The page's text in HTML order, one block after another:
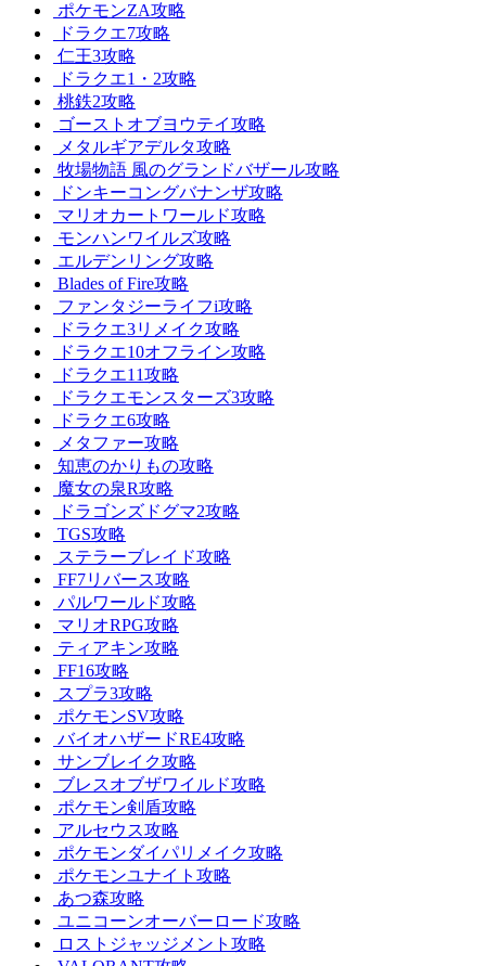
ポケモンZA攻略
ドラクエ7攻略
仁王3攻略
ドラクエ1・2攻略
桃鉄2攻略
ゴーストオブヨウテイ攻略
メタルギアデルタ攻略
牧場物語 風のグランドバザール攻略
ドンキーコングバナンザ攻略
マリオカートワールド攻略
モンハンワイルズ攻略
エルデンリング攻略
Blades of Fire攻略
ファンタジーライフi攻略
ドラクエ3リメイク攻略
ドラクエ10オフライン攻略
ドラクエ11攻略
ドラクエモンスターズ3攻略
ドラクエ6攻略
メタファー攻略
知恵のかりもの攻略
魔女の泉R攻略
ドラゴンズドグマ2攻略
TGS攻略
ステラーブレイド攻略
FF7リバース攻略
パルワールド攻略
マリオRPG攻略
ティアキン攻略
FF16攻略
スプラ3攻略
ポケモンSV攻略
バイオハザードRE4攻略
サンブレイク攻略
ブレスオブザワイルド攻略
ポケモン剣盾攻略
アルセウス攻略
ポケモンダイパリメイク攻略
ポケモンユナイト攻略
あつ森攻略
ユニコーンオーバーロード攻略
ロストジャッジメント攻略